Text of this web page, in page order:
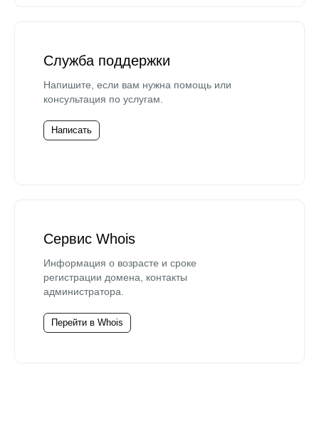
Служба поддержки
Напишите, если вам нужна помощь или
консультация по услугам.
Написать
Сервис Whois
Информация о возрасте и сроке
регистрации домена, контакты
администратора.
Перейти в Whois